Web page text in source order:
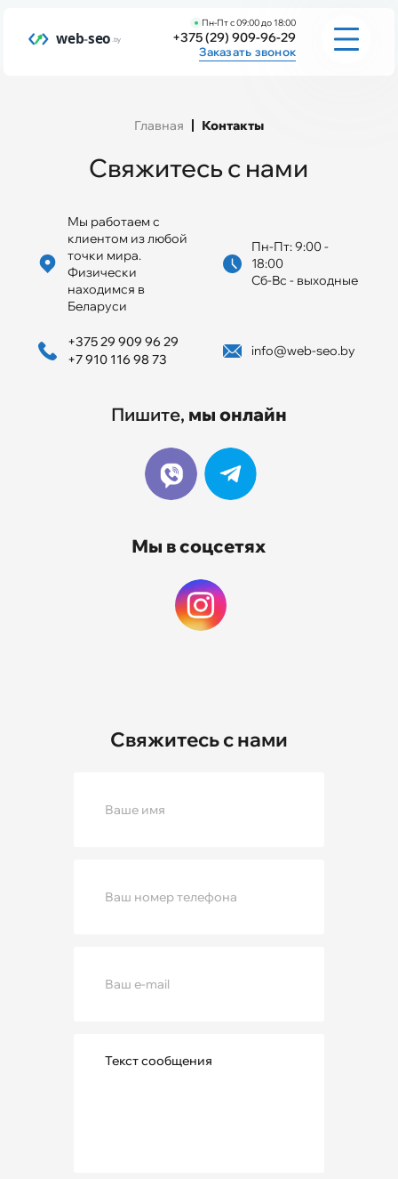
Пн-Пт с 09:00 до 18:00
+375 (29) 909-96-29
Заказать звонок
Заполнить бриф
Портфолио
Модули / Плагины
Главная Контакты
Свяжитесь с нами
Мы работаем с
клиентом из любой
точки мира.
Физически
находимся в
Беларуси
Пн-Пт: 9:00 -
18:00
Сб-Вс - выходные
+375 29 909 96 29
+7 910 116 98 73
info@web-seo.by
Пишите, мы онлайн
Мы в соцсетях
Свяжитесь с нами